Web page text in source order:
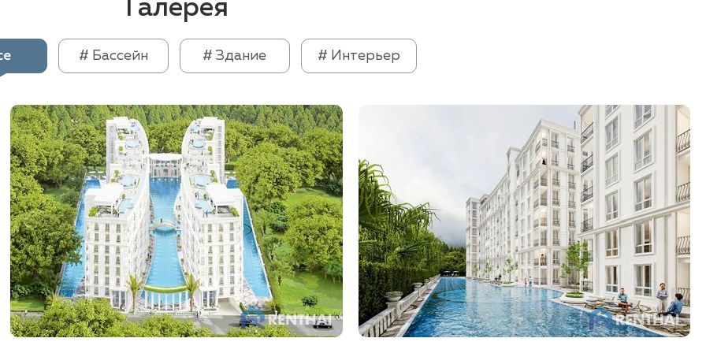
Галерея
# Бассейн # Здание # Интерьер